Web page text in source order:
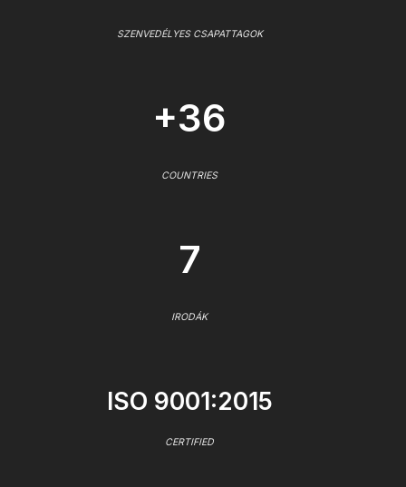
SZENVEDÉLYES CSAPATTAGOK
+36
COUNTRIES
7
IRODÁK
ISO 9001:2015
CERTIFIED